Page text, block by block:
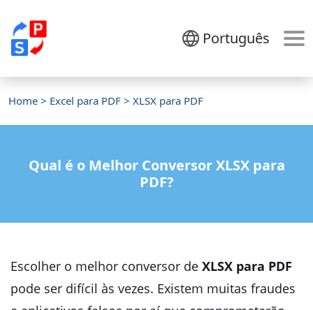
Português
Home > Excel para PDF > XLSX para PDF
Qual é o Melhor Conversor XLSX para
PDF?
Escolher o melhor conversor de XLSX para PDF
pode ser difícil às vezes. Existem muitas fraudes